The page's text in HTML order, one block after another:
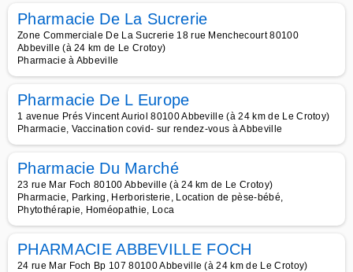
Pharmacie De La Sucrerie
Zone Commerciale De La Sucrerie 18 rue Menchecourt 80100
Abbeville (à 24 km de Le Crotoy)
Pharmacie à Abbeville
Pharmacie De L Europe
1 avenue Prés Vincent Auriol 80100 Abbeville (à 24 km de Le Crotoy)
Pharmacie, Vaccination covid- sur rendez-vous à Abbeville
Pharmacie Du Marché
23 rue Mar Foch 80100 Abbeville (à 24 km de Le Crotoy)
Pharmacie, Parking, Herboristerie, Location de pèse-bébé,
Phytothérapie, Homéopathie, Loca
PHARMACIE ABBEVILLE FOCH
24 rue Mar Foch Bp 107 80100 Abbeville (à 24 km de Le Crotoy)